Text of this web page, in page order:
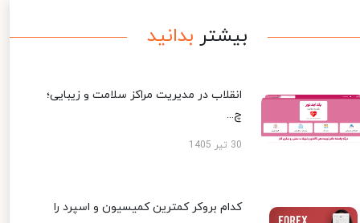
بیشتر بدانید
انقلاب در مدیریت مراکز سلامت و زیبایی؛
چ...
30 تیر 1405
کدام بروکر کمترین کمیسیون و اسپرد را